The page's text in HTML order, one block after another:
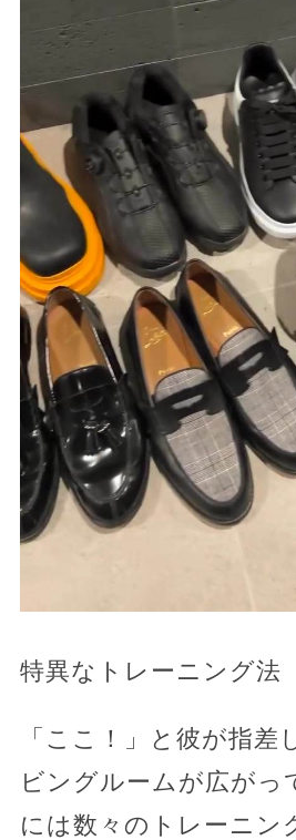
特異なトレーニング法
「ここ！」と彼が指差
ビングルームが広がっ
には数々のトレーニン